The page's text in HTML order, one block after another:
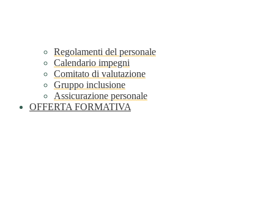
Regolamenti del personale
Calendario impegni
Comitato di valutazione
Gruppo inclusione
Assicurazione personale
OFFERTA FORMATIVA